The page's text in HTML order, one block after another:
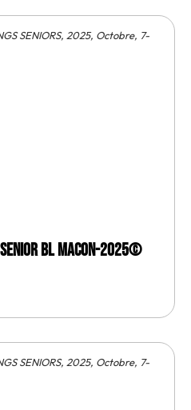
SENIORS, 2025, Octobre, 7-
BL Macon-2025©
SENIORS, 2025, Octobre, 7-